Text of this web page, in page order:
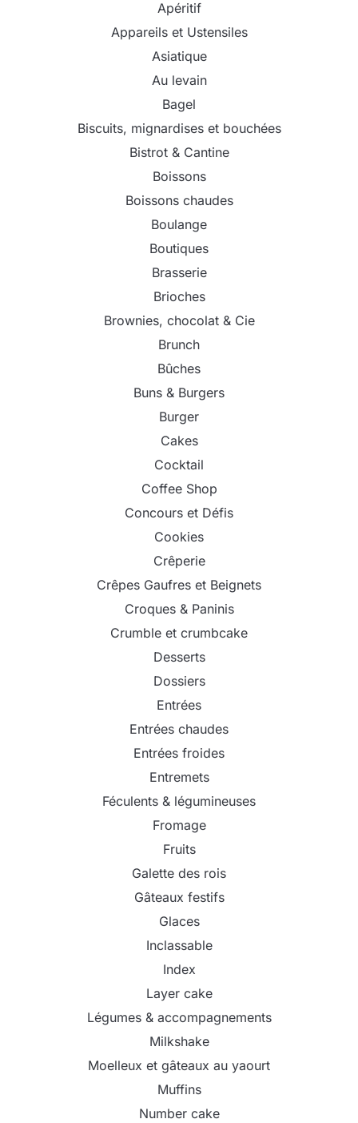
Apéritif
Appareils et Ustensiles
Asiatique
Au levain
Bagel
Biscuits, mignardises et bouchées
Bistrot & Cantine
Boissons
Boissons chaudes
Boulange
Boutiques
Brasserie
Brioches
Brownies, chocolat & Cie
Brunch
Bûches
Buns & Burgers
Burger
Cakes
Cocktail
Coffee Shop
Concours et Défis
Cookies
Crêperie
Crêpes Gaufres et Beignets
Croques & Paninis
Crumble et crumbcake
Desserts
Dossiers
Entrées
Entrées chaudes
Entrées froides
Entremets
Féculents & légumineuses
Fromage
Fruits
Galette des rois
Gâteaux festifs
Glaces
Inclassable
Index
Layer cake
Légumes & accompagnements
Milkshake
Moelleux et gâteaux au yaourt
Muffins
Number cake